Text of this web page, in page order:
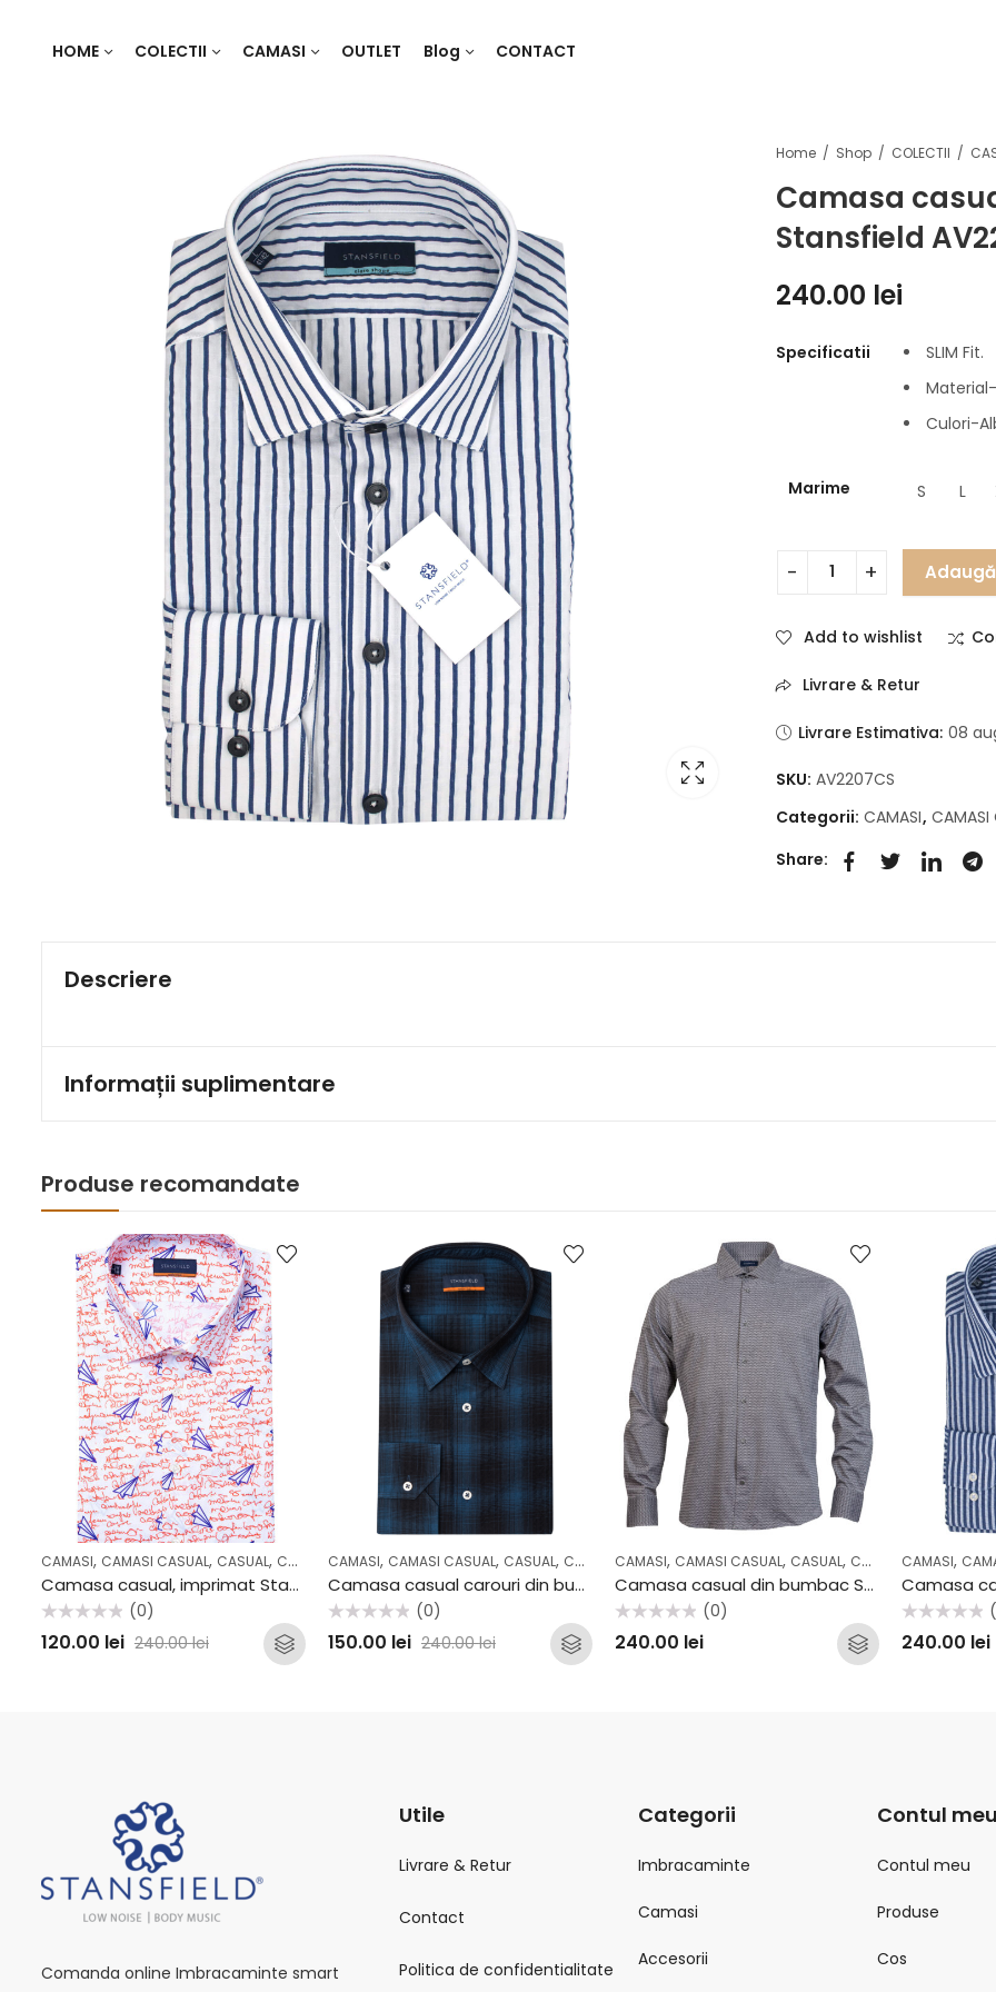
HOME COLECTII CAMASI OUTLET Blog CONTACT
Home Shop COLECTII
Camasa
Stansfield
240.00 lei
Specificatii
SLIM Fit.
Culori-
Marime S L
Add to wishlist
Livrare & Retur
Livrare Estimativa: 08
SKU: AV2207CS
Categorii: CAMASI, CAMASI
Share:
Descriere
Informații suplimentare
Produse recomandate
CAMASI, CAMASI CASUAL, CASUAL, COLECTII ,OUTLET
Camasa casual, imprimat Stansfield SS2057CF
la
(0)
120.00 lei 240.00lei
CAMASI, CAMASI CASUAL, CASUAL, COLECTII ,OUTLET
Camasa casual carouri din bumbac Stansfield C26
la
(0)
150.00 lei 240.00lei
CAMASI, CAMASI CASUAL, CASUAL, COLECTII
Camasa casual din bumbac Stansfield B35
la
(0)
240.00 lei
CAMASI,
la
240.00 lei
Comanda online Imbracaminte smart
Utile
Livrare & Retur
Contact
Politica de confidentialitate
Categorii
Imbracaminte
Camasi
Accesorii
Contul meu
Contul meu
Produse
Cos